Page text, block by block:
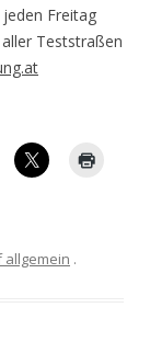
Freitag
Teststraßen
allgemein .